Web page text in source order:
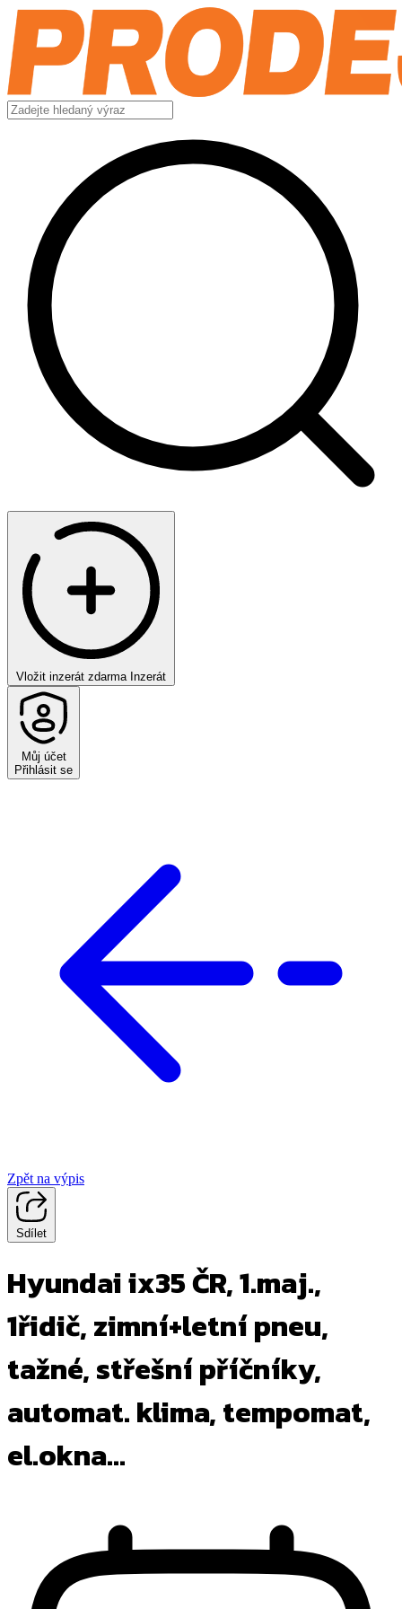
Vložit inzerát zdarma Inzerát
Můj účet
Přihlásit se
Zpět na výpis
Sdílet
Hyundai ix35ČR, 1.maj.,
1řidič, zimní+letní pneu,
tažné, střešní příčníky,
automat. klima, tempomat,
el.okna...